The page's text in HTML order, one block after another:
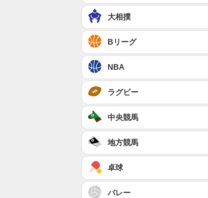
大相撲
Bリーグ
NBA
ラグビー
中央競馬
地方競馬
卓球
バレー